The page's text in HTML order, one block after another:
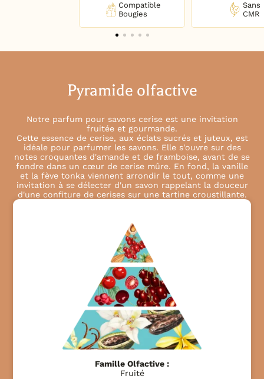
Compatible
Bougies
Sans
CMR
Pyramide olfactive
Notre parfum pour savons cerise est une invitation
fruitée et gourmande.
Cette essence de cerise, aux éclats sucrés et juteux, est
idéale pour parfumer les savons. Elle s'ouvre sur des
notes croquantes d'amande et de framboise, avant de se
fondre dans un cœur de cerise mûre. En fond, la vanille
et la fève tonka viennent arrondir le tout, comme une
invitation à se délecter d'un savon rappelant la douceur
d'une confiture de cerises sur une tartine croustillante.
Famille Olfactive :
Fruité